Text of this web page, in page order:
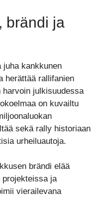
brändi ja
kankkunen
herättää rallifanien
harvoin julkisuudessa
on kuvailtu
sekä rally historiaan
urheiluautoja.
brändi elää
projekteissa ja
vierailevana